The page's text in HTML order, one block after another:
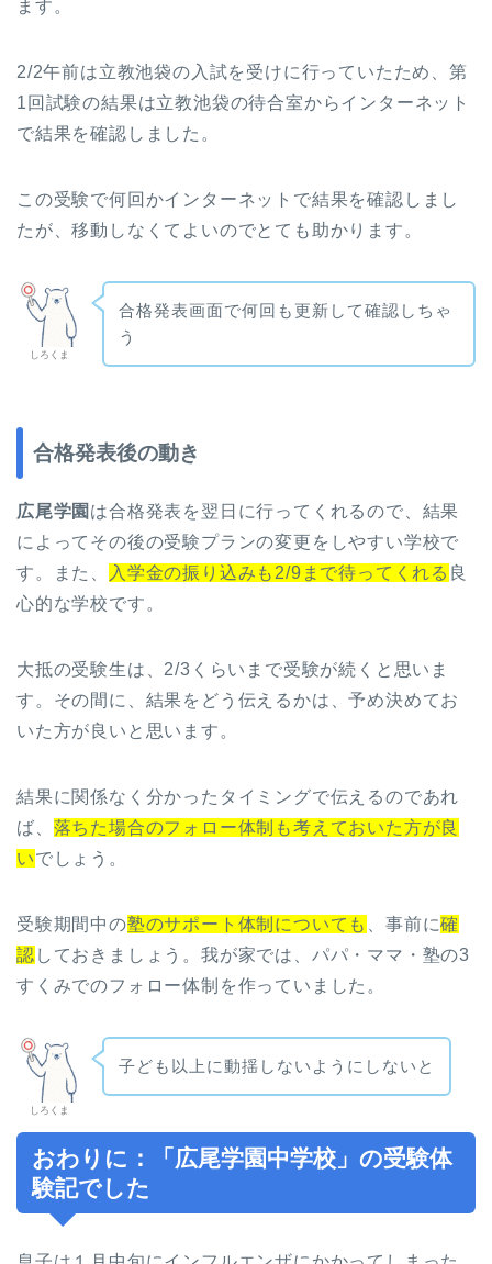
ます。
2/2午前は立教池袋の入試を受けに行っていたため、第
1回試験の結果は立教池袋の待合室からインターネット
で結果を確認しました。
この受験で何回かインターネットで結果を確認しまし
たが、移動しなくてよいのでとても助かります。
しろくま
合格発表画面で何回も更新して確認しちゃ
う
合格発表後の動き
広尾学園 は合格発表を翌日に行ってくれるので、結果
によってその後の受験プランの変更をしやすい学校で
す。また、
入学金の振り込みも2/9まで待ってくれる 良
心的な学校です。
大抵の受験生は、2/3くらいまで受験が続くと思いま
す。その間に、結果をどう伝えるかは、予め決めてお
いた方が良いと思います。
結果に関係なく分かったタイミングで伝えるのであれ
ば、 落ちた場合のフォロー体制も考えておいた方が良
いでしょう。
受験期間中の塾のサポート体制についても 、事前に確
認 しておきましょう。我が家では、パパ・ママ・塾の3
すくみでのフォロー体制を作っていました。
しろくま
子ども以上に動揺しないようにしないと
おわりに：「広尾学園中学校」の受験体
験記でした